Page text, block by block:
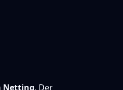
Netting. Der